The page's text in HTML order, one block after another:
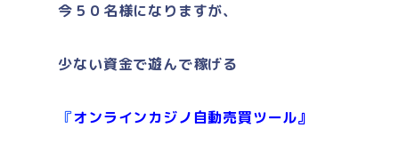
今５０名様になりますが、
少ない資金で遊んで稼げる
『オンラインカジノ自動売買ツール』